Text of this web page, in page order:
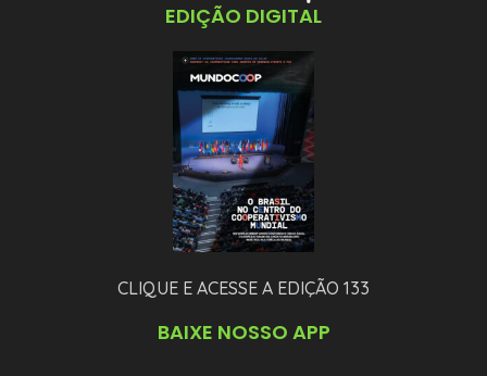
EDIÇÃO DIGITAL
CLIQUE E ACESSE A EDIÇÃO 133
BAIXE NOSSO APP